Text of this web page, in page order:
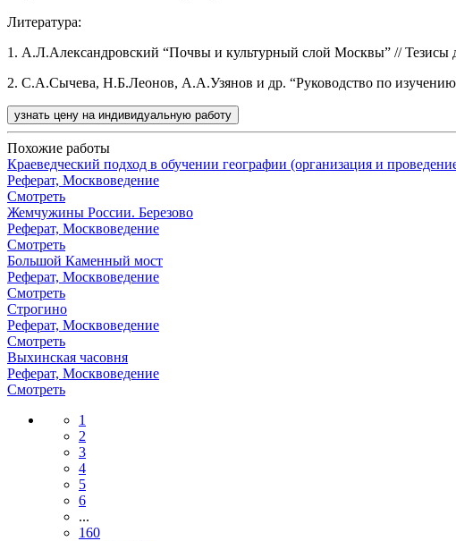
Литература:
1. А.Л.Александровский “Почвы и культурный слой Москвы” // Тезисы
2. С.А.Сычева, Н.Б.Леонов, А.А.Узянов и др. “Руководство по изучению
узнать цену на индивидуальную работу
Похожие работы
Краеведческий подход в обучении географии (организация и
Реферат, Москвоведение
Смотреть
Жемчужины России. Березово
Реферат, Москвоведение
Смотреть
Большой Каменный мост
Реферат, Москвоведение
Смотреть
Строгино
Реферат, Москвоведение
Смотреть
Выхинская часовня
Реферат, Москвоведение
Смотреть
1
2
3
4
5
6
...
160